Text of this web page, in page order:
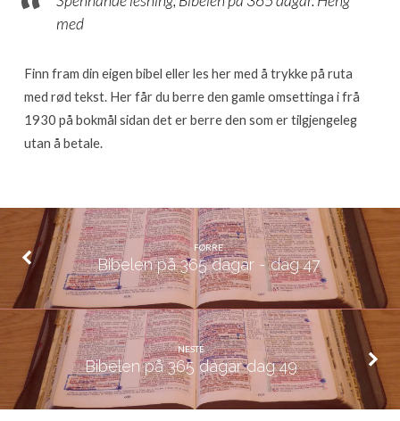
dag
med
Finn fram din eigen bibel eller les her med å trykke på ruta
med rød tekst. Her får du berre den gamle omsettinga i frå
1930 på bokmål sidan det er berre den som er tilgjengeleg
utan å betale.
FØRRE
Bibelen på 365 dagar - dag 47
NESTE
Bibelen på 365 dagar dag 49